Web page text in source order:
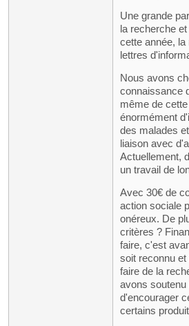
Une grande
la recherche
cette année,
lettres
Nous avons
connaissance
même de
énormément
des malades
liaison avec
Actuellement,
un travail de
Avec 30€ de
action sociale
onéreux. De
critères ?
faire, c'est
soit reconnu
faire de la
avons
d'encourager
certains